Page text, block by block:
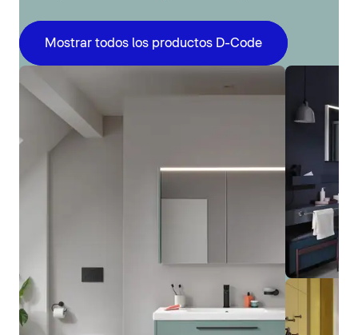
Mostrar todos los productos D-Code